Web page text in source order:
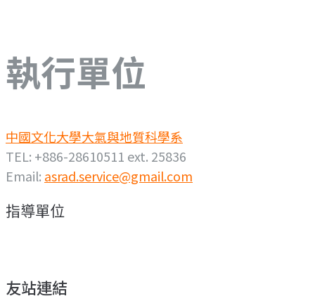
執行單位
中國文化大學大氣與地質科學系
TEL: +886-28610511 ext. 25836
Email: asrad.service@gmail.com
指導單位
友站連結